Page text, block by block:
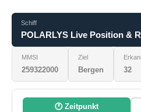
Schiff
POLARLYS Live Position &
MMSI
259322000
Ziel
Bergen 32
🕐 Zeitpunkt